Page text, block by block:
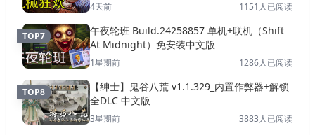
4天前 1151 人已阅读
午夜轮班 Build.24258857 单机+联机（Shift
At Midnight）免安装中文版
1星期前 1286人已阅读
TOP7
【绅士】鬼谷八荒 v1.1.329_内置作弊器+解锁
全DLC 中文版
3星期前 3883人已阅读
TOP8